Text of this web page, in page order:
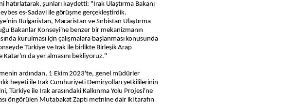
hatırlatarak, şunları kaydetti: "Irak Ulaştırma Bakanı
es-Sadavi ile görüşme gerçekleştirdik.
Bulgaristan, Macaristan ve Sırbistan Ulaştırma
Bakanlar Konseyi'ne benzer bir mekanizmanın
kurulması için çalışmalara başlanması konusunda
Türkiye ve Irak ile birlikte Birleşik Arap
Katar'ın da yer almasını bekliyoruz."
ardından, 1 Ekim 2023'te, genel müdürler
heyeti ile Irak Cumhuriyeti Demiryolları yetkililerinin
Türkiye ile Irak arasındaki Kalkınma Yolu Projesi'ne
öngörülen Mutabakat Zaptı metnine dair iki tarafın